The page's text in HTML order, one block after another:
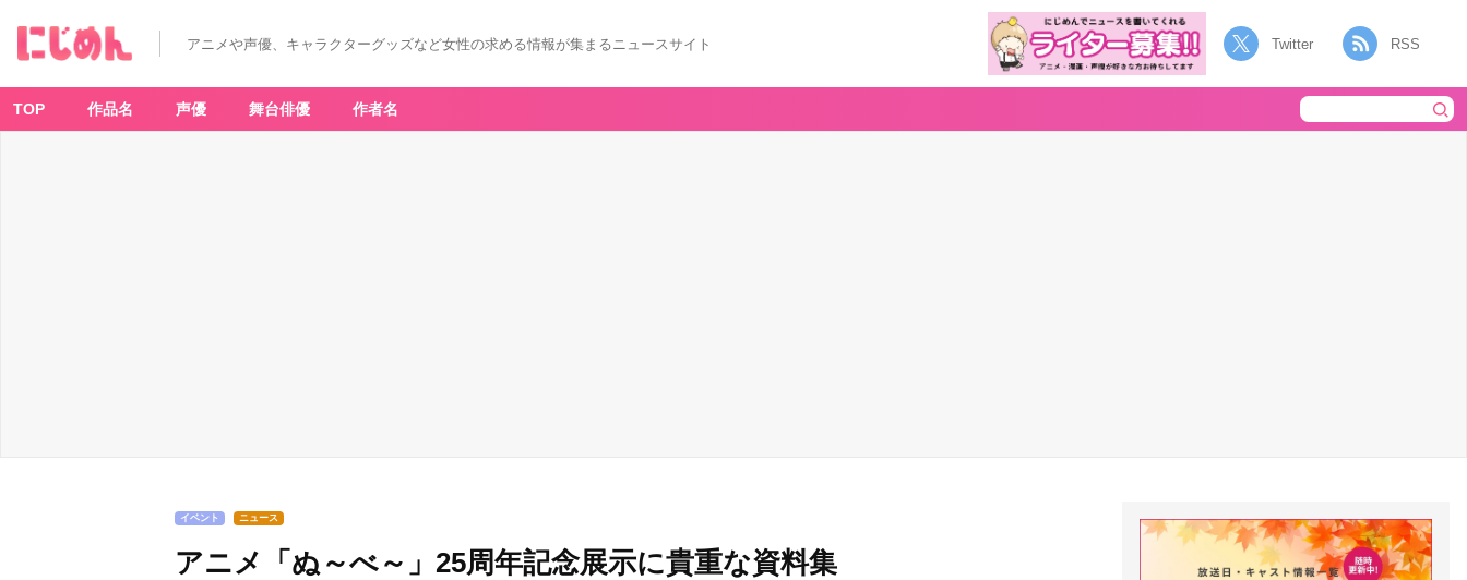
アニメや声優、キャラクターグッズなど女性の求める情報が集まるニュースサイト Twitter RSS
TOP 作品名 声優 舞台俳優 作者名
イベント ニュース
アニメ「ぬ～べ～」25周年記念展示に貴重な資料集